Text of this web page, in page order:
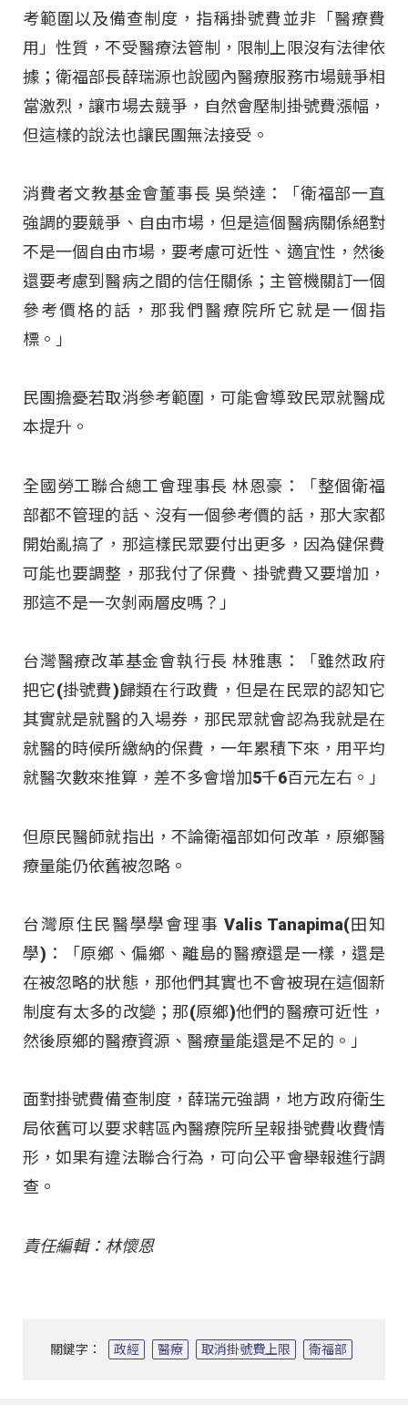
考範圍以及備查制度，指稱掛號費並非「醫療費
用」性質，不受醫療法管制，限制上限沒有法律依
據；衛福部長薛瑞源也說國內醫療服務市場競爭相
當激烈，讓市場去競爭，自然會壓制掛號費漲幅，
但這樣的說法也讓民團無法接受。
消費者文教基金會董事長 吳榮達：「衛福部一直
強調的要競爭、自由市場，但是這個醫病關係絕對
不是一個自由市場，要考慮可近性、適宜性，然後
還要考慮到醫病之間的信任關係；主管機關訂一個
參考價格的話，那我們醫療院所它就是一個指
標。」
民團擔憂若取消參考範圍，可能會導致民眾就醫成
本提升。
全國勞工聯合總工會理事長 林恩豪：「整個衛福
部都不管理的話、沒有一個參考價的話，那大家都
開始亂搞了，那這樣民眾要付出更多，因為健保費
可能也要調整，那我付了保費、掛號費又要增加，
那這不是一次剝兩層皮嗎？」
台灣醫療改革基金會執行長 林雅惠：「雖然政府
把它(掛號費)歸類在行政費，但是在民眾的認知它
其實就是就醫的入場券，那民眾就會認為我就是在
就醫的時候所繳納的保費，一年累積下來，用平均
就醫次數來推算，差不多會增加5千6百元左右。」
但原民醫師就指出，不論衛福部如何改革，原鄉醫
療量能仍依舊被忽略。
台灣原住民醫學學會理事 Valis Tanapima(田知
學)：「原鄉、偏鄉、離島的醫療還是一樣，還是
在被忽略的狀態，那他們其實也不會被現在這個新
制度有太多的改變；那(原鄉)他們的醫療可近性，
然後原鄉的醫療資源、醫療量能還是不足的。」
面對掛號費備查制度，薛瑞元強調，地方政府衛生
局依舊可以要求轄區內醫療院所呈報掛號費收費情
形，如果有違法聯合行為，可向公平會舉報進行調
查。
責任編輯：林懷恩
關鍵字： 政經 醫療 取消掛號費上限 衛福部